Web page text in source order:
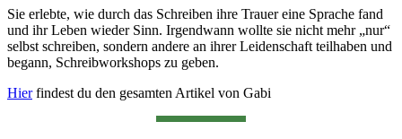
Sie erlebte, wie durch das Schreiben ihre Trauer eine Sprache fand
und ihr Leben wieder Sinn. Irgendwann wollte sie nicht mehr „nur“
selbst schreiben, sondern andere an ihrer Leidenschaft teilhaben und
begann, Schreibworkshops zu geben.
Hierfindest du den gesamten Artikel von Gabi